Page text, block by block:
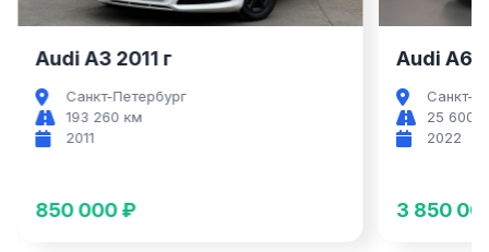
Audi A6 2022 г
Санкт-Петербург
25 600 км
2022
3 850 000 ₽
Audi A7
Санкт-
69 000
2021
4 850